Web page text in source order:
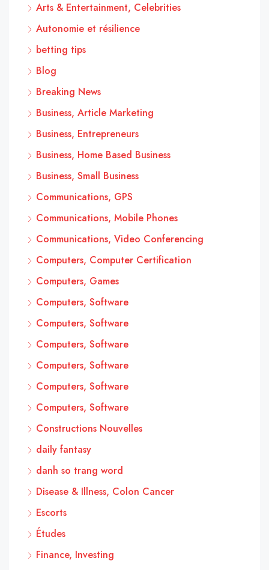
Arts & Entertainment, Celebrities
Autonomie et résilience
betting tips
Blog
Breaking News
Business, Article Marketing
Business, Entrepreneurs
Business, Home Based Business
Business, Small Business
Communications, GPS
Communications, Mobile Phones
Communications, Video Conferencing
Computers, Computer Certification
Computers, Games
Computers, Software
Computers, Software
Computers, Software
Computers, Software
Computers, Software
Computers, Software
Constructions Nouvelles
daily fantasy
danh so trang word
Disease & Illness, Colon Cancer
Escorts
Études
Finance, Investing